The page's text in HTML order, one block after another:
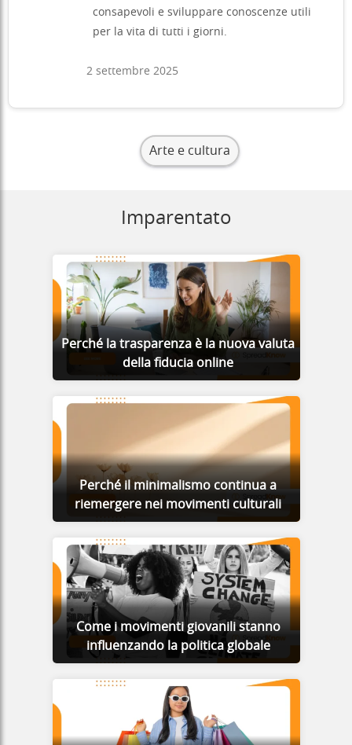
consapevoli e sviluppare conoscenze utili
per la vita di tutti i giorni.
2 settembre 2025
Arte e cultura
Imparentato
Perché la trasparenza è la nuova valuta
della fiducia online
Perché il minimalismo continua a
riemergere nei movimenti culturali
Come i movimenti giovanili stanno
influenzando la politica globale